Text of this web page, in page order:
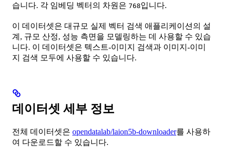
습니다. 각 임베딩 벡터의 차원은 768입니다.
이 데이터셋은 대규모 실제 벡터 검색 애플리케이션의 설
계, 규모 산정, 성능 측면을 모델링하는 데 사용할 수 있습
니다. 이 데이터셋은 텍스트-이미지 검색과 이미지-이미
지 검색 모두에 사용할 수 있습니다.
데이터셋 세부 정보
전체 데이터셋은 opendatalab/laion5b-downloader를 사용하
여 다운로드할 수 있습니다.